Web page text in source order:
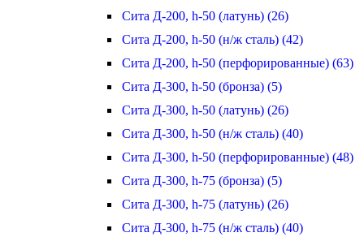
Сита Д-200, h-50 (латунь) (26)
Сита Д-200, h-50 (н/ж сталь) (42)
Сита Д-200, h-50 (перфорированные) (63)
Сита Д-300, h-50 (бронза) (5)
Сита Д-300, h-50 (латунь) (26)
Сита Д-300, h-50 (н/ж сталь) (40)
Сита Д-300, h-50 (перфорированные) (48)
Сита Д-300, h-75 (бронза) (5)
Сита Д-300, h-75 (латунь) (26)
Сита Д-300, h-75 (н/ж сталь) (40)